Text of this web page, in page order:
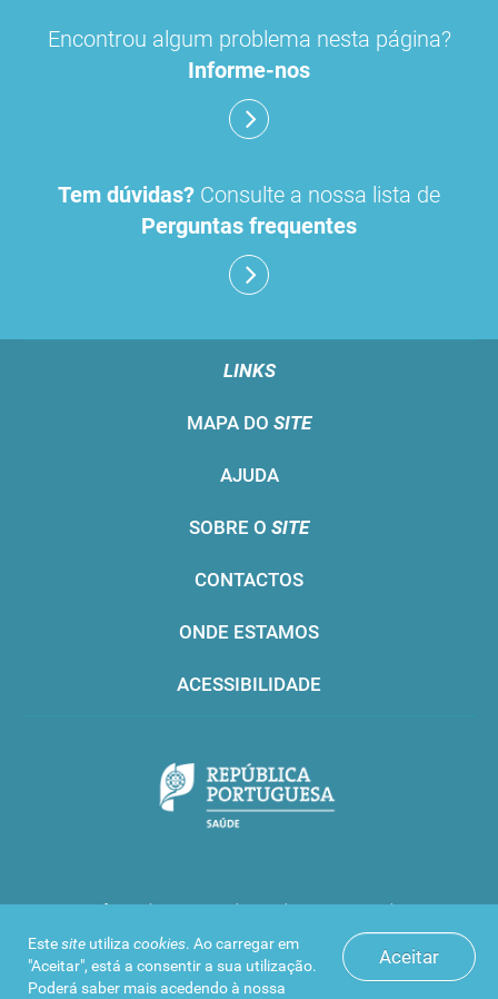
Aceitar
Estesite utiliza cookies. Ao carregar em
"Aceitar", está a consentir a sua utilização.
Poderá saber mais acedendo à nossa
Encontrou algum problema nesta página?
Informe-nos
Tem dúvidas? Consulte a nossa lista de
Perguntas frequentes
LINKS
MAPA DO SITE
AJUDA
SOBRE O SITE
CONTACTOS
ONDE ESTAMOS
ACESSIBILIDADE
Infarmed © 2016. Todos os direitos reservados